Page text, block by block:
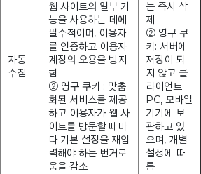
자동
수집
웹 사이트의 일부 기
능을 사용하는 데에
필수적이며, 이용자
를 인증하고 이용자
계정의 오용을 방지
함
② 영구 쿠키 : 맞춤
화된 서비스를 제공
하고 이용자가 웹 사
이트를 방문할 때마
다 기본 설정을 재입
력해야 하는 번거로
움을 감소
는 즉시 삭
제
② 영구 쿠
키: 서버에
저장이 되
지 않고 클
라이언트
PC, 모바일
기기에 보
관하고 있
으며, 개별
설정에 따
름